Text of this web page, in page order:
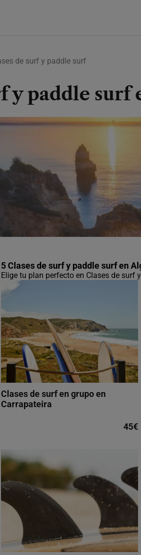
de surf y paddle surf
y paddle surf
5 Clases de surf y paddle surf en
Elige tu plan perfecto en Clases de surf
Clases de surf en grupo en
Carrapateira
45€